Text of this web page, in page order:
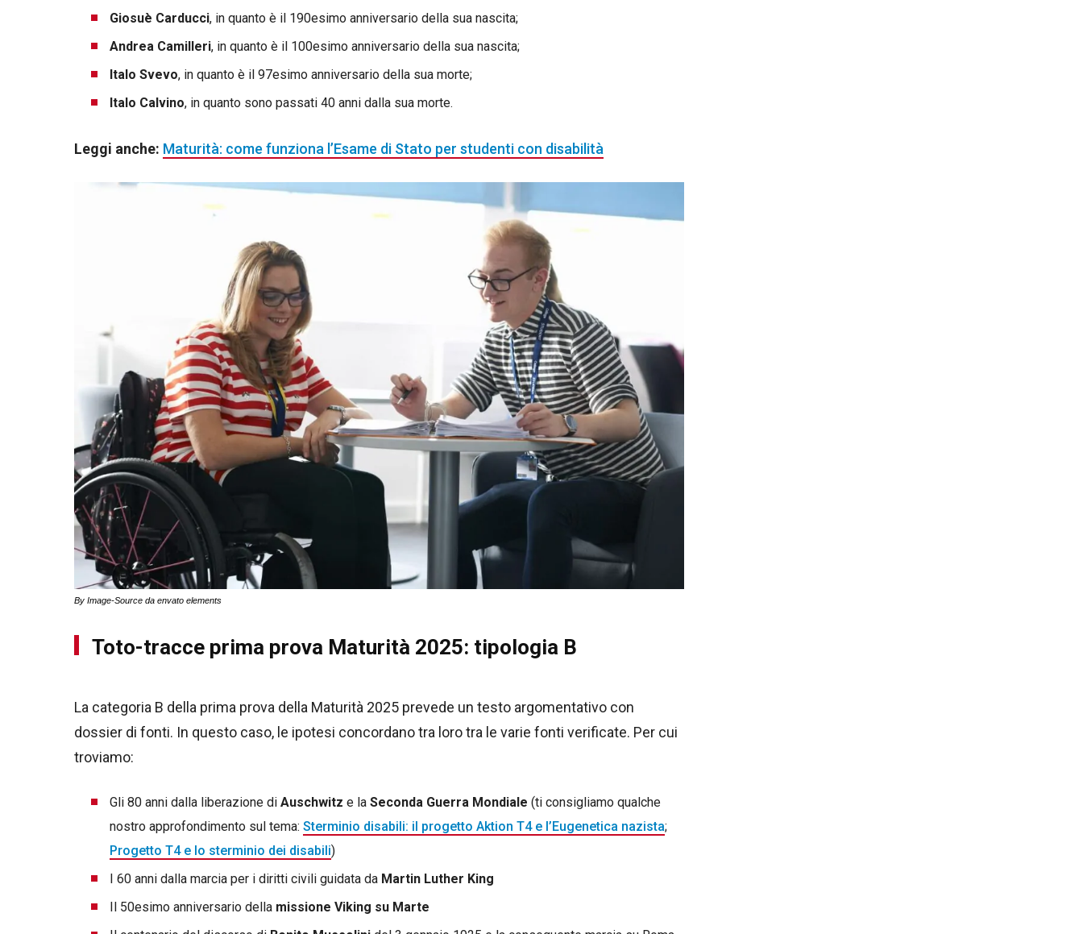
Giosuè Carducci, in quanto è il 190esimo anniversario della sua nascita;
Andrea Camilleri, in quanto è il 100esimo anniversario della sua nascita;
Italo Svevo, in quanto è il 97esimo anniversario della sua morte;
Italo Calvino, in quanto sono passati 40 anni dalla sua morte.
Leggi anche: Maturità: come funziona l’Esame di Stato per studenti con disabilità
By Image-Source da envato elements
Toto-tracce prima prova Maturità 2025: tipologia B
La categoria B della prima prova della Maturità 2025 prevede un testo argomentativo con
dossier di fonti. In questo caso, le ipotesi concordano tra loro tra le varie fonti verificate. Per cui
troviamo:
Gli 80 anni dalla liberazione di Auschwitz e la Seconda Guerra Mondiale (ti consigliamo qualche
nostro approfondimento sul tema: Sterminio disabili: il progetto Aktion T4 e l’Eugenetica nazista;
Progetto T4 e lo sterminio dei disabili)
I 60 anni dalla marcia per i diritti civili guidata da Martin Luther King
Il 50esimo anniversario della missione Viking su Marte